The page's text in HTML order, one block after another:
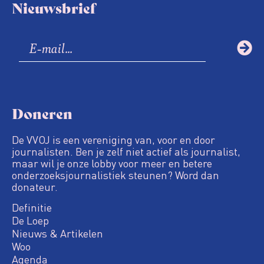
Nieuwsbrief
Doneren
De VVOJ is een vereniging van, voor en door
journalisten. Ben je zelf niet actief als journalist,
maar wil je onze lobby voor meer en betere
onderzoeksjournalistiek steunen? Word dan
donateur.
Definitie
De Loep
Nieuws & Artikelen
Woo
Agenda